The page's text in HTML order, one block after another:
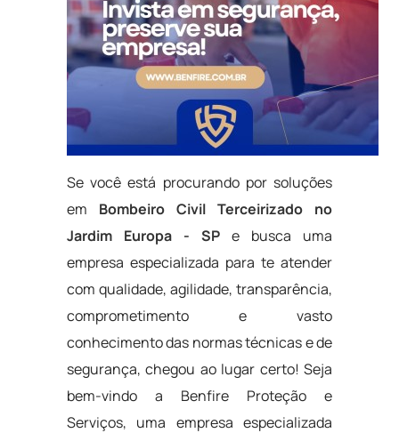
Se você está procurando por soluções
em Bombeiro Civil Terceirizado no
Jardim Europa - SPe busca uma
empresa especializada para te atender
com qualidade, agilidade, transparência,
comprometimento e vasto
conhecimento das normas técnicas e de
segurança, chegou ao lugar certo! Seja
bem-vindo a Benfire Proteção e
Serviços, uma empresa especializada